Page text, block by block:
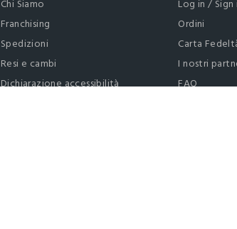
Chi Siamo
Franchising
Spedizioni
Resi e cambi
Dichiarazione accessibilità
Log in / Sign
Ordini
Carta
I nostri
FAQ